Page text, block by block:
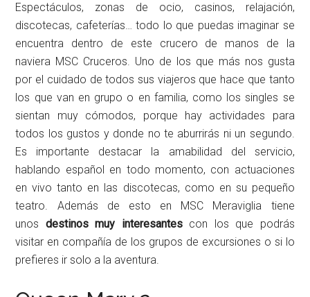
Espectáculos, zonas de ocio, casinos, relajación,
discotecas, cafeterías… todo lo que puedas imaginar se
encuentra dentro de este crucero de manos de la
naviera MSC Cruceros. Uno de los que más nos gusta
por el cuidado de todos sus viajeros que hace que tanto
los que van en grupo o en familia, como los singles se
sientan muy cómodos, porque hay actividades para
todos los gustos y donde no te aburrirás ni un segundo.
Es importante destacar la amabilidad del servicio,
hablando español en todo momento, con actuaciones
en vivo tanto en las discotecas, como en su pequeño
teatro. Además de esto en MSC Meraviglia tiene
unos destinos muy interesantescon los que podrás
visitar en compañía de los grupos de excursiones o si lo
prefieres ir solo a la aventura.